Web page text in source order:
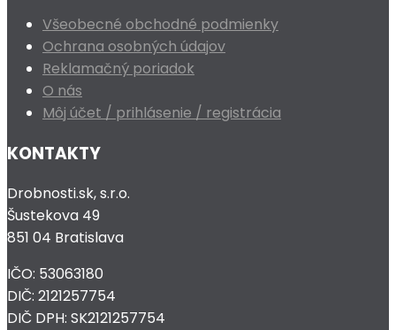
Všeobecné obchodné podmienky
Ochrana osobných údajov
Reklamačný poriadok
O nás
Môj účet / prihlásenie / registrácia
KONTAKTY
Drobnosti.sk, s.r.o.
Šustekova 49
851 04 Bratislava
IČO: 53063180
DIČ: 2121257754
DIČ DPH: SK2121257754